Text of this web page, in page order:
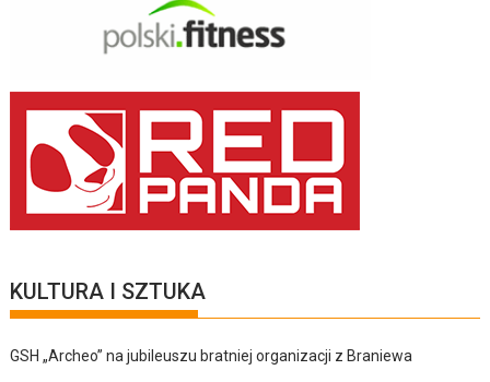
KULTURA I SZTUKA
GSH „Archeo” na jubileuszu bratniej organizacji z Braniewa